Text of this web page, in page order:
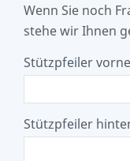
Wenn Sie noch
stehe wir Ihnen
Stützpfeiler
Stützpfeiler